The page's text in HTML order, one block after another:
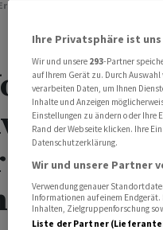
- KI-Investitionen bereiten
Ihre Privatsphäre ist
Wir und unsere 293-Partner
auf Ihrem Gerät zu. Durch
verarbeiten Daten, um Ihnen
Inhalte und Anzeigen
Einstellungen zu ändern oder Ihre
Rand der Webseite klicken. Ihre
Datenschutzerklärung.
Wir und unsere Partner
Verwendung genauer
Informationen auf einem
Inhalten, Zielgruppenforschung
Liste der Partner